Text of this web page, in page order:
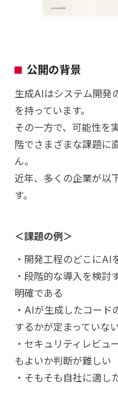
公開の背景
生成AIはシステム開発
を持っています。
その一方で、可能性を
階でさまざまな課題に
ん。
近年、多くの企業が以
す。
＜課題の例＞
・開発工程のどこにAI
・段階的な導入を検討
明確である
・AIが生成したコード
するかが定まっていな
・セキュリティレビュ
もよいか判断が難しい
・そもそも自社に適し